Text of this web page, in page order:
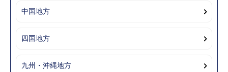
中国地方
四国地方
九州・沖縄地方